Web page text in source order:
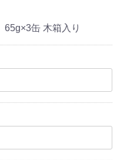
65g×3缶 木箱入り